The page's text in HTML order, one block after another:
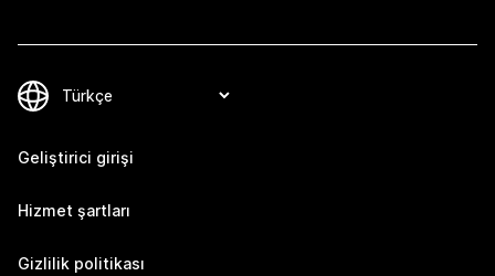
Geliştirici girişi
Hizmet şartları
Gizlilik politikası